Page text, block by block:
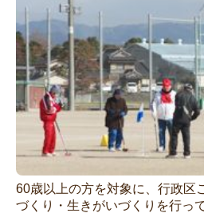
60歳以上の方を対象に、行政区
づくり・生きがいづくりを行っ